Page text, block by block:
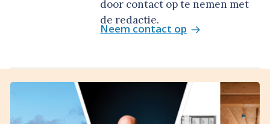
door contact op te nemen met
de redactie.
Neem contact op